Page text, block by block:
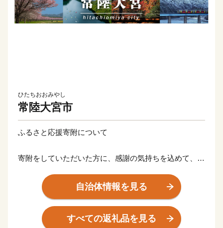
ひたちおおみやし
常陸大宮市
ふるさと応援寄附について
寄附をしていただいた方に、感謝の気持ちを込めて、常
【ご注意】
・返礼品の送付は、常陸大宮市外の方からの寄附に限ら
自治体情報を見る
すべての返礼品を見る